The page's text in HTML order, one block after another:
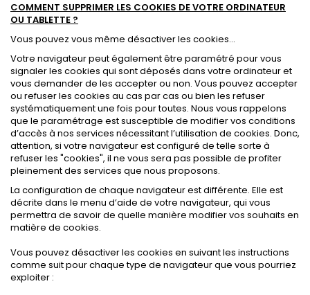
COMMENT SUPPRIMER LES COOKIES DE VOTRE ORDINATEUR
OU TABLETTE ?
Vous pouvez vous même désactiver les cookies...
Votre navigateur peut également être paramétré pour vous
signaler les cookies qui sont déposés dans votre ordinateur et
vous demander de les accepter ou non. Vous pouvez accepter
ou refuser les cookies au cas par cas ou bien les refuser
systématiquement une fois pour toutes. Nous vous rappelons
que le paramétrage est susceptible de modifier vos conditions
d’accès à nos services nécessitant l’utilisation de cookies. Donc,
attention, si votre navigateur est configuré de telle sorte à
refuser les "cookies", il ne vous sera pas possible de profiter
pleinement des services que nous proposons.
La configuration de chaque navigateur est différente. Elle est
décrite dans le menu d’aide de votre navigateur, qui vous
permettra de savoir de quelle manière modifier vos souhaits en
matière de cookies.
Vous pouvez désactiver les cookies en suivant les instructions
comme suit pour chaque type de navigateur que vous pourriez
exploiter :